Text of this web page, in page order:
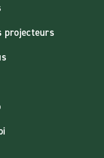
projecteurs